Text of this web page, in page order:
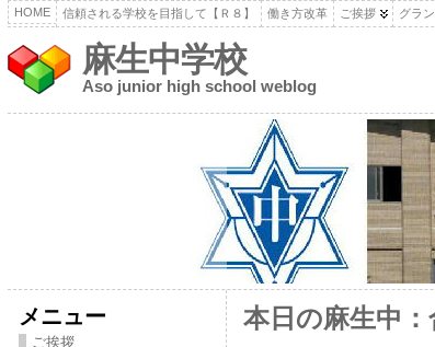
HOME 信頼される学校を目指して【Ｒ８】 働き方改革 ご挨拶 グラ
麻生中学校
Aso junior high school weblog
メニュー
ご挨拶
本日の麻生中：